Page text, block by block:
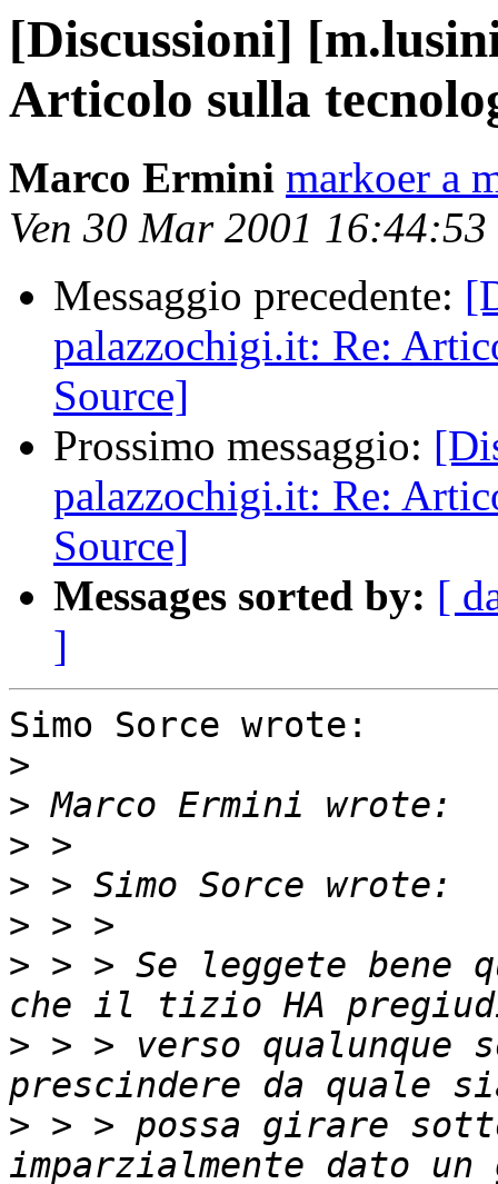
[Discussioni]
Articolo sulla
Marco Ermini markoer a
Ven 30 Mar 2001 16:44:53
Messaggio precedente:
palazzochigi.it: Re:
Source]
Prossimo messaggio:
palazzochigi.it: Re:
Source]
Messages sorted by: [
]
Simo Sorce wrote:
>
>
>
>
>
> > > Se leggete bene
> > > verso qualunque
> > > possa girare